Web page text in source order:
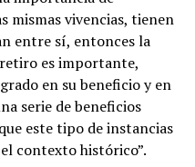
mismas vivencias, tienen
entre sí, entonces la
es importante,
en su beneficio y en
serie de beneficios
este tipo de instancias
contexto histórico”.